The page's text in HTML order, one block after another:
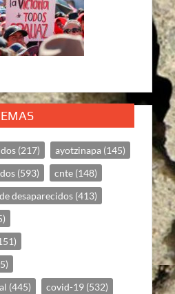
(217) ayotzinapa (145)
(593) cnte (148)
desaparecidos (413)
(445) covid-19 (532)